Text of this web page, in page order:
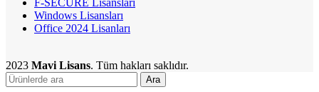
F-SECURE Lisansları
Windows Lisansları
Office 2024 Lisanları
2023 Mavi Lisans. Tüm hakları saklıdır.
Ara